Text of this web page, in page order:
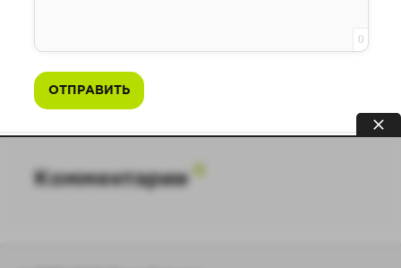
0
ОТПРАВИТЬ
Комментарии